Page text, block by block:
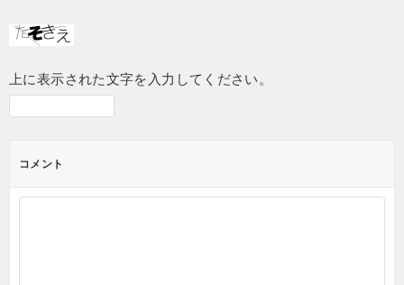
上に表示された文字を入力してください。
コメント